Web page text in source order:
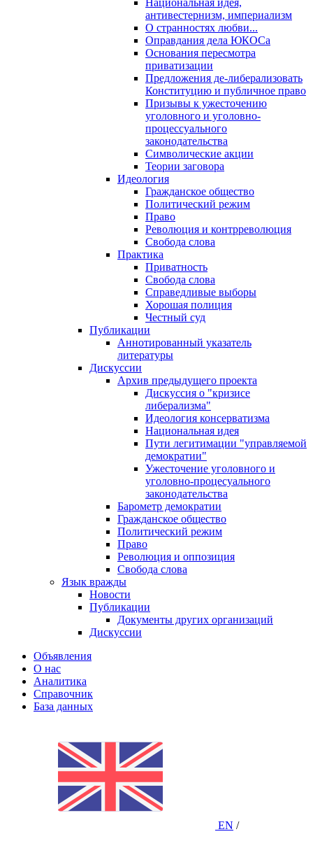
Национальная идея,
антивестернизм, империализм
О странностях любви...
Оправдания дела ЮКОСа
Основания пересмотра
приватизации
Предложения де-либерализовать
Конституцию и публичное право
Призывы к ужесточению
уголовного и уголовно-
процессуального
законодательства
Символические акции
Теории заговора
Идеология
Гражданское общество
Политический режим
Право
Революция и контрреволюция
Свобода слова
Практика
Приватность
Свобода слова
Справедливые выборы
Хорошая полиция
Честный суд
Публикации
Аннотированный указатель
литературы
Дискуссии
Архив предыдущего проекта
Дискуссия о "кризисе
либерализма"
Идеология консерватизма
Национальная идея
Пути легитимации "управляемой
демократии"
Ужесточение уголовного и
уголовно-процесуального
законодательства
Барометр демократии
Гражданское общество
Политический режим
Право
Революция и оппозиция
Свобода слова
Язык вражды
Новости
Публикации
Документы других организаций
Дискуссии
Объявления
О нас
Аналитика
Справочник
База данных
EN /